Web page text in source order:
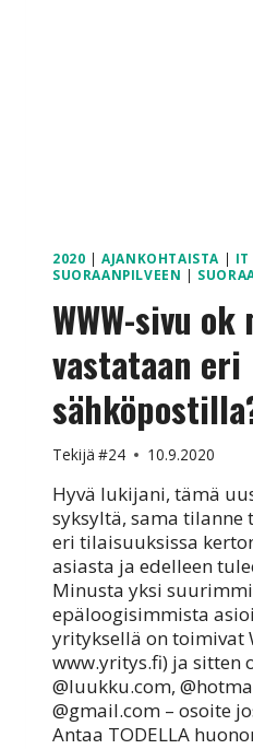
2020 |AJANKOHTAISTA | IT
SUORAANPILVEEN |
WWW-sivu
vastataan eri
Tekijä #24 10.9.2020
Hyvä lukijani, tämä
syksyltä, sama tilanne
eri tilaisuuksissa
asiasta ja edelleen
Minusta yksi
epäloogisimmista
yrityksellä on toimivat
www.yritys.fi) ja sitten
@luukku.com,
@gmail.com – osoite
Antaa TODELLA